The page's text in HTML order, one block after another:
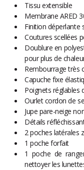
Tissu extensible
Membrane ARED
Finition déperlante
Coutures scellées
Doublure en
pour plus de
Rembourrage très
Capuche fixe
Poignets réglables
Ourlet cordon de
Jupe pare-neige
Détails
2 poches latérales
1 poche forfait
1 poche de
nettoyer les